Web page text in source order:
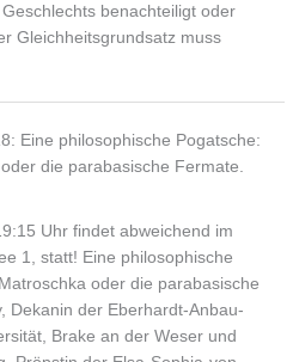
benachteiligt oder
Gleichheitsgrundsatz muss
Eine philosophische Pogatsche:
die parabasische Fermate.
Uhr findet abweichend im
1, statt! Eine philosophische
oder die parabasische
Dekanin der Eberhardt-Anbau-
Brake an der Weser und